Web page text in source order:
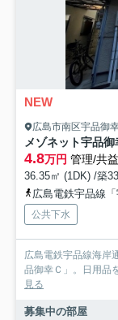
NEW
広島市南区宇品御
メゾネット宇品御
4.8万円 管理/共
36.35㎡ (1DK) /築
広島電鉄宇品線
公共下水
広島電鉄宇品線海岸
品御幸Ｃ」。日用品
見る
募集中の部屋